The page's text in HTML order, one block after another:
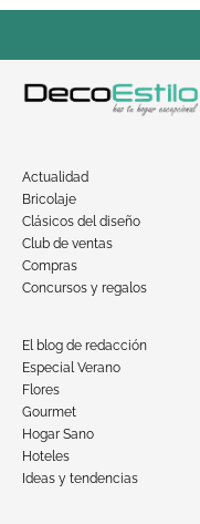
Actualidad
Bricolaje
Clásicos del diseño
Club de ventas
Compras
Concursos y regalos
El blog de redacción
Especial Verano
Flores
Gourmet
Hogar Sano
Hoteles
Ideas y tendencias